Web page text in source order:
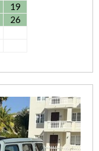
19
26